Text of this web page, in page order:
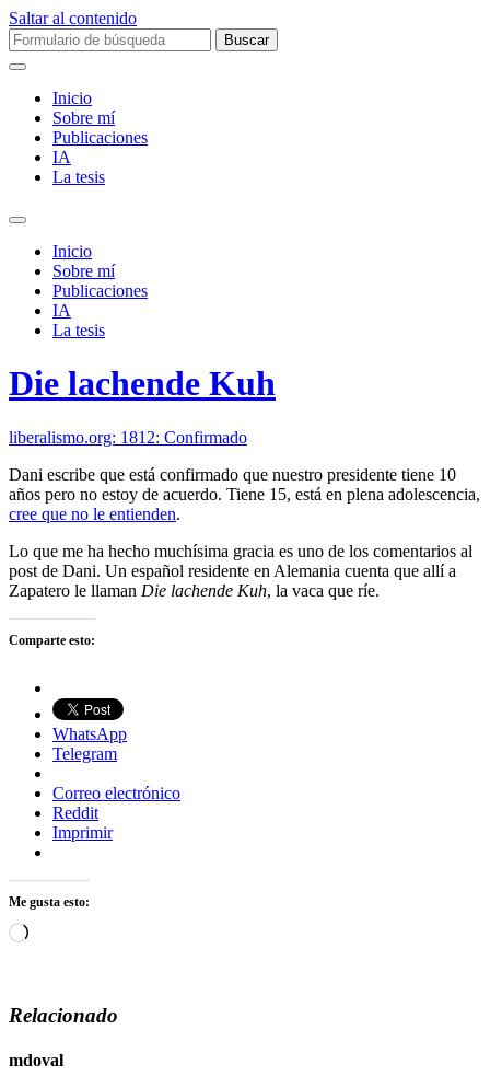
Saltar al contenido
Buscar:
Inicio
Sobre mí­
Publicaciones
IA
La tesis
Alternar
campo
búsqueda
Inicio
Sobre mí­
Publicaciones
IA
La tesis
Die lachende Kuh
liberalismo.org: 1812: Confirmado
Dani escribe que está confirmado que nuestro presidente tiene 10
años pero no estoy de acuerdo. Tiene 15, está en plena adolescencia,
cree que no le entienden.
Lo que me ha hecho muchísima gracia es uno de los comentarios al
post de Dani. Un español residente en Alemania cuenta que allí a
Zapatero le llaman Die lachende Kuh, la vaca que ríe.
Comparte esto:
WhatsApp
Telegram
Correo electrónico
Reddit
Imprimir
Me gusta esto:
Cargando...
Relacionado
mdoval